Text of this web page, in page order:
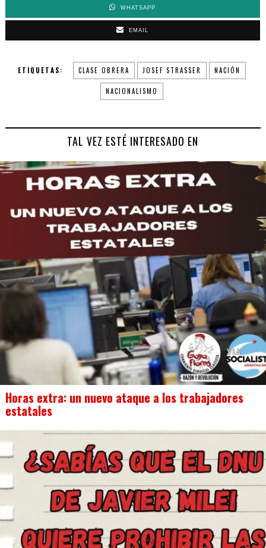
WHATSAPP
EMAIL
ETIQUETAS: CLASE OBRERA JOSEF STRASSER NACIÓN
NACIONALISMO
TAL VEZ ESTÉ INTERESADO EN
Horas extra: un nuevo ataque a los trabajadores
estatales